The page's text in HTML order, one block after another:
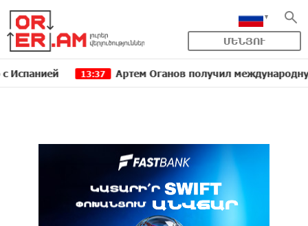
ՄԵՆՅՈՒ
13:37 Артем Оганов получил международную